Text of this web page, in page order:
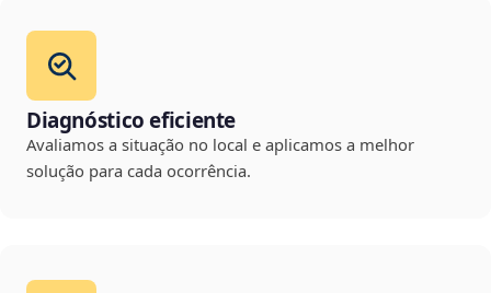
Diagnóstico eficiente
Avaliamos a situação no local e aplicamos a melhor
solução para cada ocorrência.